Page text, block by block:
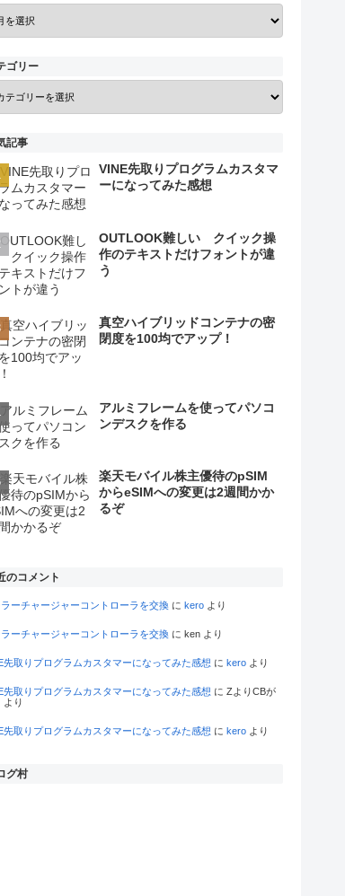
ゴリー
記事
VINE先取りプログラムカスタマ
ーになってみた感想
OUTLOOK難しい クイック操
作のテキストだけフォントが違
う
真空ハイブリッドコンテナの密
閉度を100均でアップ！
アルミフレームを使ってパソコ
ンデスクを作る
楽天モバイル株主優待のpSIM
からeSIMへの変更は2週間かか
るぞ
のコメント
ーチャージャーコントローラを交換 に kero より
ーチャージャーコントローラを交換 に ken より
先取りプログラムカスタマーになってみた感想 に kero より
先取りプログラムカスタマーになってみた感想 に ZよりCBが
より
先取りプログラムカスタマーになってみた感想 に kero より
グ村